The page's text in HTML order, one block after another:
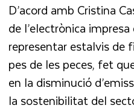
D’acord amb Cristina
de l’electrònica
representar estalvis de
pes de les peces, fet
en la disminució
la sostenibilitat del